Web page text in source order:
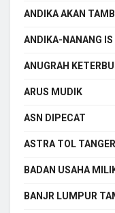
ANDIKA AKAN
ANDIKA-NANANG IS
ANUGRAH
ARUS MUDIK
ASN DIPECAT
ASTRA TOL
BADAN USAHA
BANJR LUMPUR